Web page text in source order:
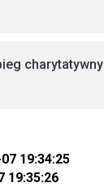
charytatywny
19:34:25
19:35:26